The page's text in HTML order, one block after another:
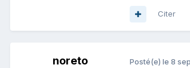
Citer
noreto Posté(e) le 8